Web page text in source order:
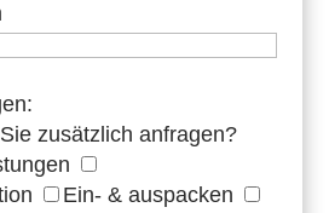
zusätzlich anfragen?
Ein- & auspacken